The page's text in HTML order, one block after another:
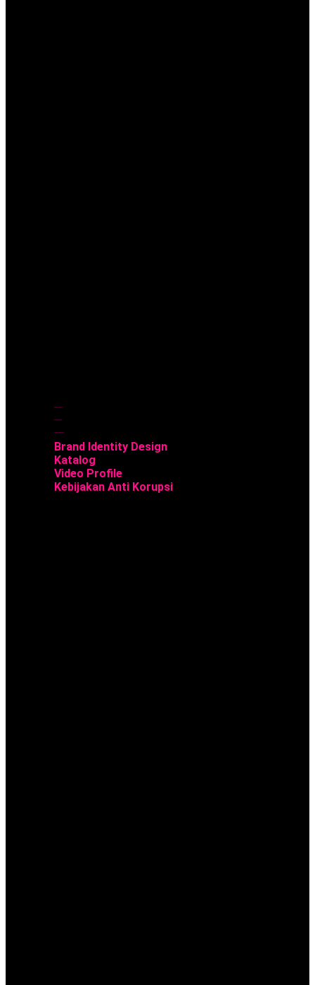
Brand Identity Design
Katalog
Video Profile
Kebijakan Anti Korupsi